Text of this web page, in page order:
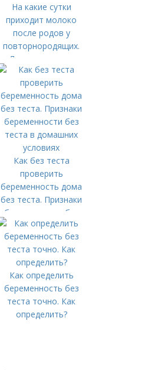
На какие сутки
приходит молоко
после родов у
повторнородящих.
Лактация после
родов: молозиво и
молоко
Как без теста
проверить
беременность дома
без теста. Признаки
беременности без
теста в домашних
условиях
Как определить
беременность без
теста точно. Как
определить?